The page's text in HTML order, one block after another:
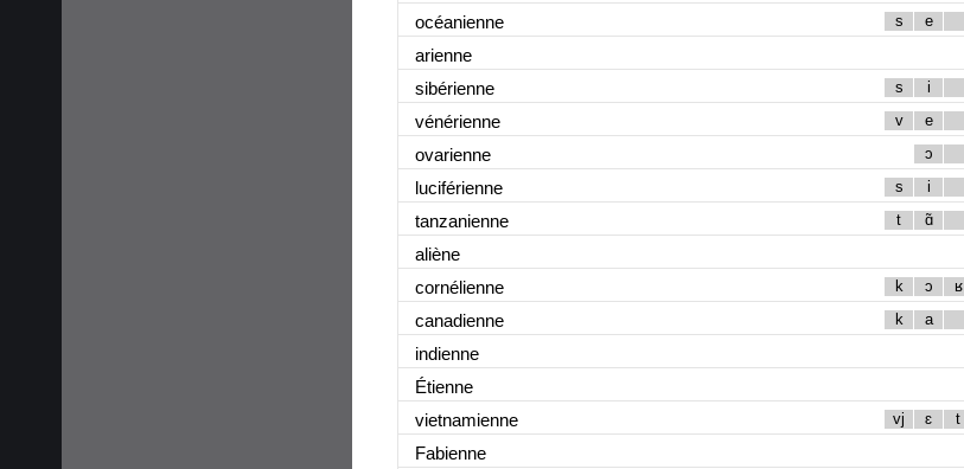
océanienne s e
arienne
sibérienne s i
vénérienne v e
ovarienne ɔ
luciférienne s i
tanzanienne t ɑ̃
aliène
cornélienne k ɔ ʁ
canadienne k a
indienne
Étienne
vietnamienne vj ɛ t
Fabienne